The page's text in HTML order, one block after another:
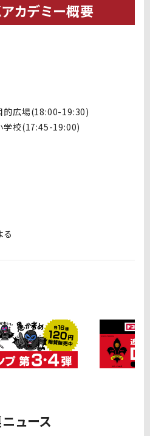
アカデミー概要
的広場(18:00-19:30)
学校(17:45-19:00)
る
ュース